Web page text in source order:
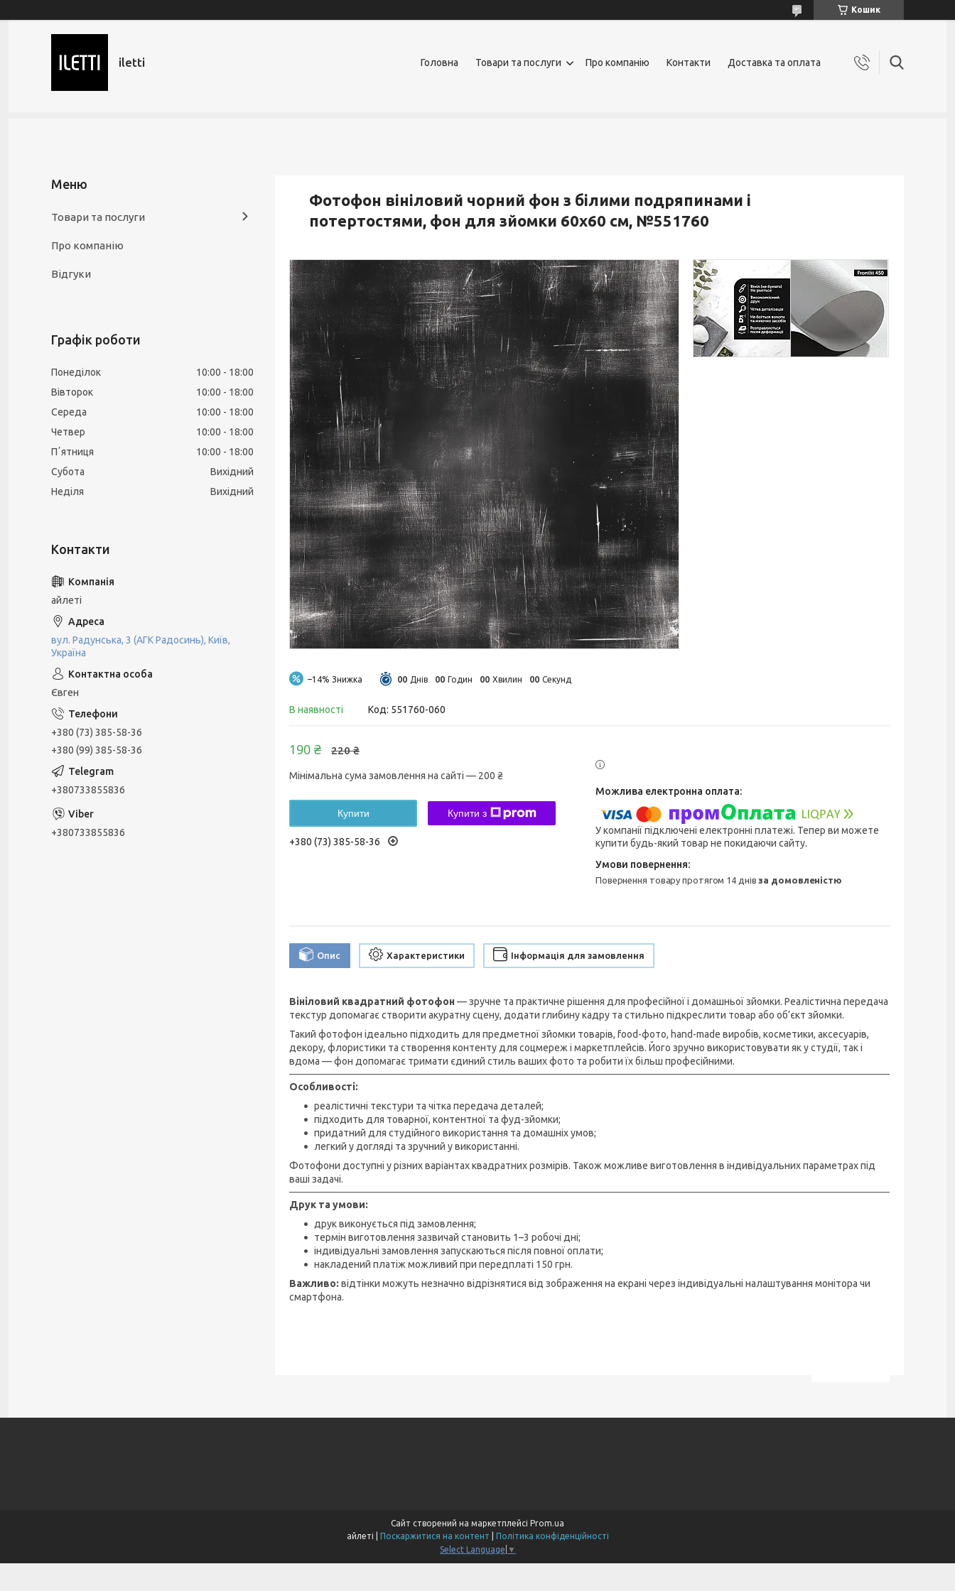
Кошик
iletti Головна Товари та послуги Про компанію Контакти Доставка та оплата
Фотофон вініловий чорний фон з білими подряпинами і
потертостями, фон для зйомки 60x60 см, №551760
–14% 00 Днів 00 Годин 00 Хвилин 00 Секунд
В наявності Код: 551760-060
220 ₴
190 ₴
Мінімальна сума замовлення на сайті — 200 ₴
Купити Купити з
+380 (73) 385-58-36
У компанії підключені електронні платежі. Тепер ви можете
купити будь-який товар не покидаючи сайту.
повернення товару протягом 14 днівза домовленістю
Опис Характеристики Інформація для замовлення
Вініловий квадратний фотофон — зручне та практичне рішення для професійної і домашньої зйомки. Реалістична передача
текстур допомагає створити акуратну сцену, додати глибину кадру та стильно підкреслити товар або об’єкт зйомки.
Такий фотофон ідеально підходить для предметної зйомки товарів, food-фото, hand-made виробів, косметики, аксесуарів,
декору, флористики та створення контенту для соцмереж і маркетплейсів. Його зручно використовувати як у студії, так і
вдома — фон допомагає тримати єдиний стиль ваших фото та робити їх більш професійними.
Особливості:
реалістичні текстури та чітка передача деталей;
підходить для товарної, контентної та фуд-зйомки;
придатний для студійного використання та домашніх умов;
легкий у догляді та зручний у використанні.
Фотофони доступні у різних варіантах квадратних розмірів. Також можливе виготовлення в індивідуальних параметрах під
ваші задачі.
Друк та умови:
друк виконується під замовлення;
термін виготовлення зазвичай становить 1–3 робочі дні;
індивідуальні замовлення запускаються після повної оплати;
накладений платіж можливий при передплаті 150 грн.
Важливо: відтінки можуть незначно відрізнятися від зображення на екрані через індивідуальні налаштування монітора чи
смартфона.
Товари та послуги
Про компанію
Відгуки
Графік роботи
Понеділок 10:00
18:00
Вівторок
10:00
18:00
Середа
10:00
18:00
Четвер
10:00
18:00
Пʼятниця
10:00
18:00
Субота
Вихідний
Неділя
Вихідний
айлеті
вул. Радунська, 3 (АГК Радосинь), Київ,
Україна
Євген
+380 (73) 385-58-36
+380 (99) 385-58-36
+380733855836
+380733855836
Сайт створений на маркетплейсі Prom.ua
Поскаржитися на контент
Політика конфіденційності
Select Language ▼